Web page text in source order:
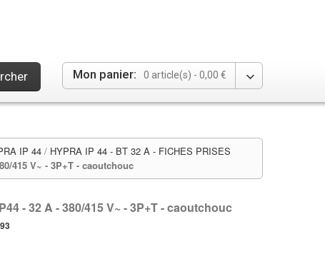
Mon panier: 0 article(s) - 0,00 €
IP 44 / HYPRA IP 44 - BT 32 A - FICHES PRISES
415 V~ - 3P+T - caoutchouc
- 32 A - 380/415 V~ - 3P+T - caoutchouc